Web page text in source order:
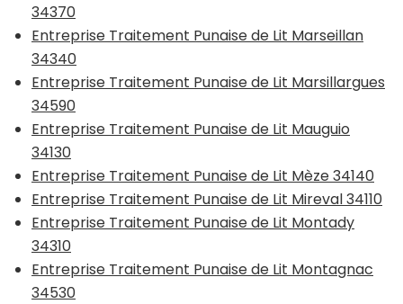
34370
Entreprise Traitement Punaise de Lit Marseillan
34340
Entreprise Traitement Punaise de Lit Marsillargues
34590
Entreprise Traitement Punaise de Lit Mauguio
34130
Entreprise Traitement Punaise de Lit Mèze 34140
Entreprise Traitement Punaise de Lit Mireval 34110
Entreprise Traitement Punaise de Lit Montady
34310
Entreprise Traitement Punaise de Lit Montagnac
34530